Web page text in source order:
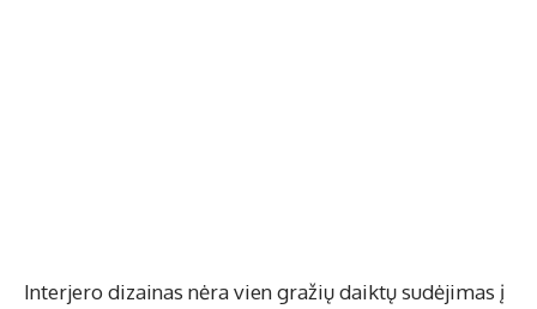
Interjero dizainas nėra vien gražių daiktų sudėjimas į